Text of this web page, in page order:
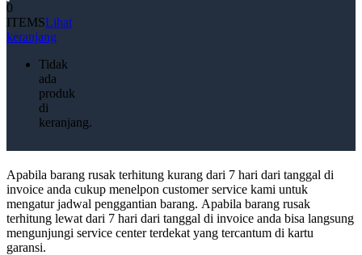
0
ITEMSLihat
keranjang
Tidak
ada
produk
di
keranjang.
Apabila barang rusak terhitung kurang dari 7 hari dari tanggal di
invoice anda cukup menelpon customer service kami untuk
mengatur jadwal penggantian barang. Apabila barang rusak
terhitung lewat dari 7 hari dari tanggal di invoice anda bisa langsung
mengunjungi service center terdekat yang tercantum di kartu
garansi.